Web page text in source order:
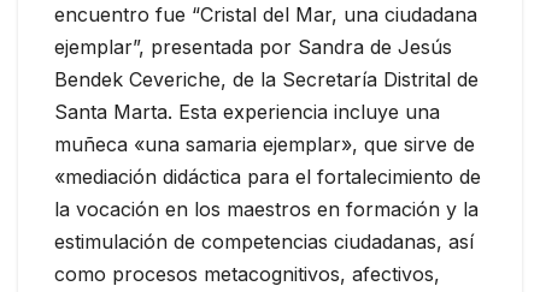
encuentro fue “Cristal del Mar, una ciudadana
ejemplar”, presentada por Sandra de Jesús
Bendek Ceveriche, de la Secretaría Distrital de
Santa Marta. Esta experiencia incluye una
muñeca «una samaria ejemplar», que sirve de
«mediación didáctica para el fortalecimiento de
la vocación en los maestros en formación y la
estimulación de competencias ciudadanas, así
como procesos metacognitivos, afectivos,